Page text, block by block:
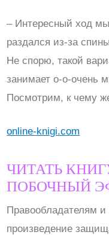
– Интересный ход
раздался из-за
Не спорю, такой
занимает о-о-очень
Посмотрим, к чему
online-knigi.com
ЧИТАТЬ
ПОБОЧНЫЙ
Правообладателям
произведение